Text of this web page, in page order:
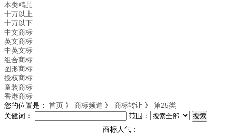
本类精品
十万以上
十万以下
中文商标
英文商标
中英文标
组合商标
图形商标
授权商标
童装商标
香港商标
您的位置是： 首页 》 商标频道 》 商标转让 》 第25类
关健词：
范围：
商标人气：